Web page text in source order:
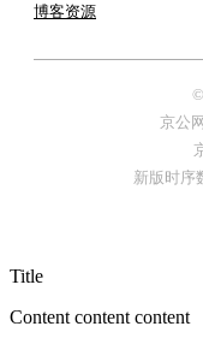
博客资源
京公
新版时序
Title
Content content content